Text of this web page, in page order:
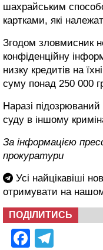
шахрайським
картками, які
Згодом зловмисник
конфіденційну
низку кредитів на
суму понад 250 000
Наразі
суду в іншому
За інформацією
прокуратури
Усі найцікавіші
отримувати на
ПОДІЛИТИСЬ
Facebook